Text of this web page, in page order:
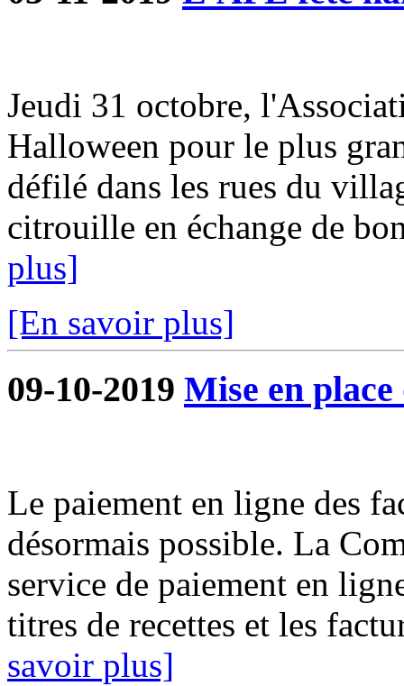
Jeudi 31 octobre,
Halloween pour le plus
défilé dans les rues du
citrouille en échange de
plus]
[En savoir plus]
09-10-2019 Mise en
Le paiement en ligne des
désormais possible. La
service de paiement en
titres de recettes et les
savoir plus]